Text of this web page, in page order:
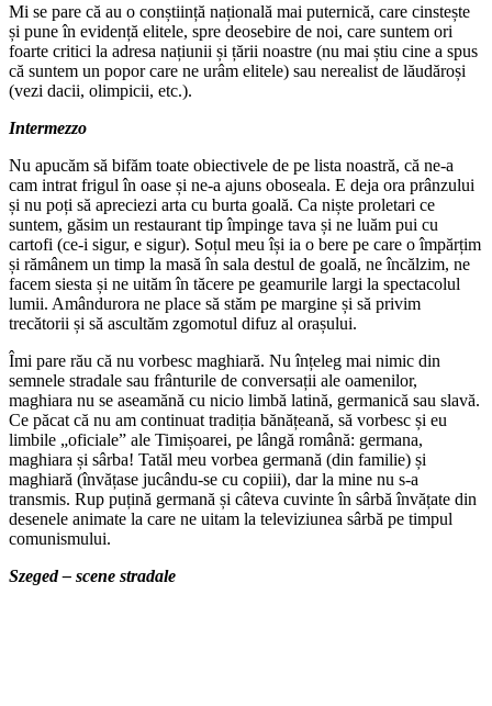
Mi se pare că au o conștiință națională mai puternică, care cinstește
și pune în evidență elitele, spre deosebire de noi, care suntem ori
foarte critici la adresa națiunii și țării noastre (nu mai știu cine a spus
că suntem un popor care ne urâm elitele) sau nerealist de lăudăroși
(vezi dacii, olimpicii, etc.).
Intermezzo
Nu apucăm să bifăm toate obiectivele de pe lista noastră, că ne-a
cam intrat frigul în oase și ne-a ajuns oboseala. E deja ora prânzului
și nu poți să apreciezi arta cu burta goală. Ca niște proletari ce
suntem, găsim un restaurant tip împinge tava și ne luăm pui cu
cartofi (ce-i sigur, e sigur). Soțul meu își ia o bere pe care o împărțim
și rămânem un timp la masă în sala destul de goală, ne încălzim, ne
facem siesta și ne uităm în tăcere pe geamurile largi la spectacolul
lumii. Amândurora ne place să stăm pe margine și să privim
trecătorii și să ascultăm zgomotul difuz al orașului.
Îmi pare rău că nu vorbesc maghiară. Nu înțeleg mai nimic din
semnele stradale sau frânturile de conversații ale oamenilor,
maghiara nu se aseamănă cu nicio limbă latină, germanică sau slavă.
Ce păcat că nu am continuat tradiția bănățeană, să vorbesc și eu
limbile „oficiale” ale Timișoarei, pe lângă română: germana,
maghiara și sârba! Tatăl meu vorbea germană (din familie) și
maghiară (învățase jucându-se cu copiii), dar la mine nu s-a
transmis. Rup puțină germană și câteva cuvinte în sârbă învățate din
desenele animate la care ne uitam la televiziunea sârbă pe timpul
comunismului.
Szeged – scene stradale